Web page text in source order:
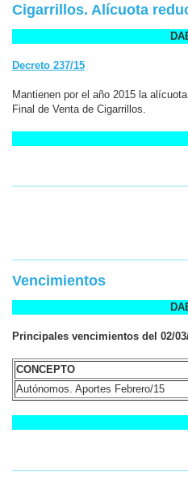
Cigarrillos. Alícuota
Decreto 237/15
Mantienen por el año 2015 la
Final de Venta de Cigarrillos.
Vencimientos
Principales vencimientos del 02/
CONCEPTO
Autónomos. Aportes Febrero/15